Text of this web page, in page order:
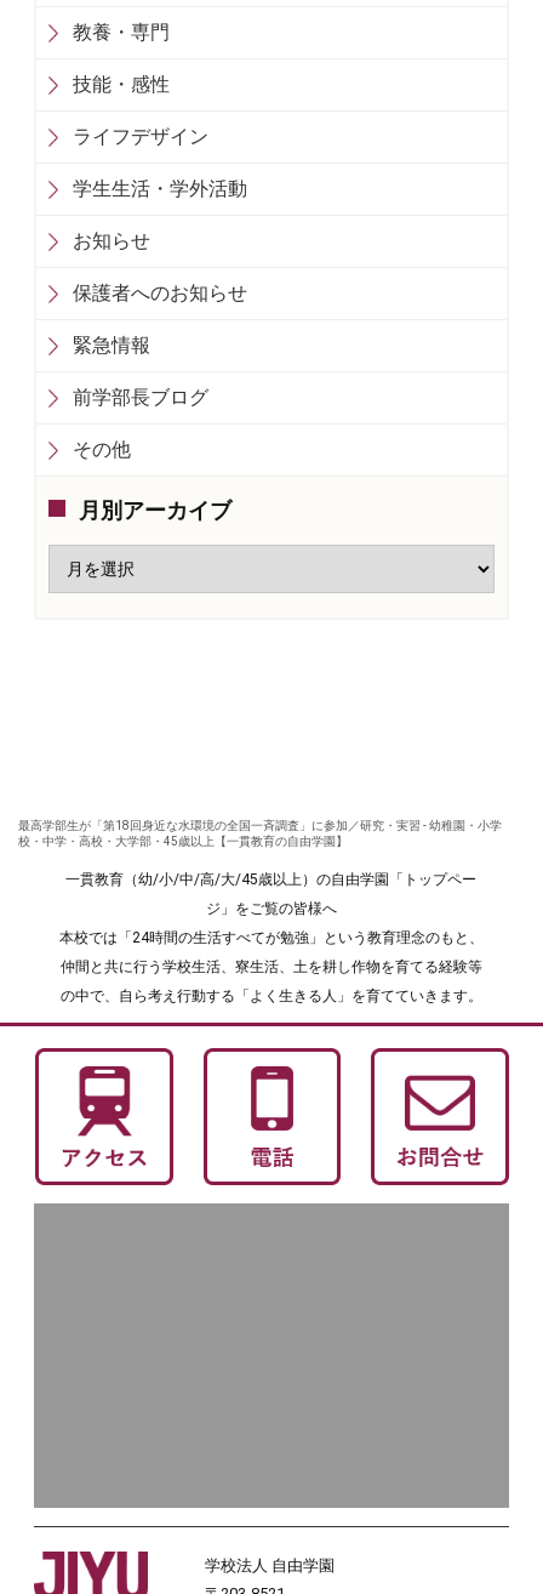
教養・専門
技能・感性
ライフデザイン
学生生活・学外活動
お知らせ
保護者へのお知らせ
緊急情報
前学部長ブログ
その他
月別アーカイブ
最高学部生が「第18回身近な水環境の全国一斉調査」に参加／研究・実習 - 幼稚園・小学
校・中学・高校・大学部・45歳以上【一貫教育の自由学園】
一貫教育（幼/小/中/高/大/45歳以上）の自由学園「トップペー
ジ」をご覧の皆様へ
本校では「24時間の生活すべてが勉強」という教育理念のもと、
仲間と共に行う学校生活、寮生活、土を耕し作物を育てる経験等
の中で、自ら考え行動する「よく生きる人」を育てていきます。
学校法人 自由学園